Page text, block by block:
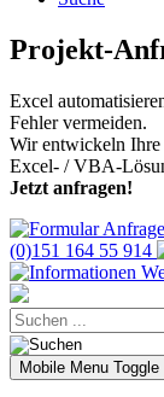
Projekt-
Excel
Fehler vermeiden.
Wir entwickeln
Excel- / VBA-
Jetzt anfragen!
(0)151 164 55 914
Mobile Menu Toggle